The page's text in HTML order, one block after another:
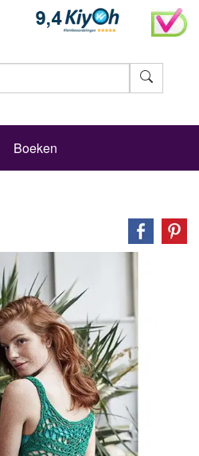
Boeken